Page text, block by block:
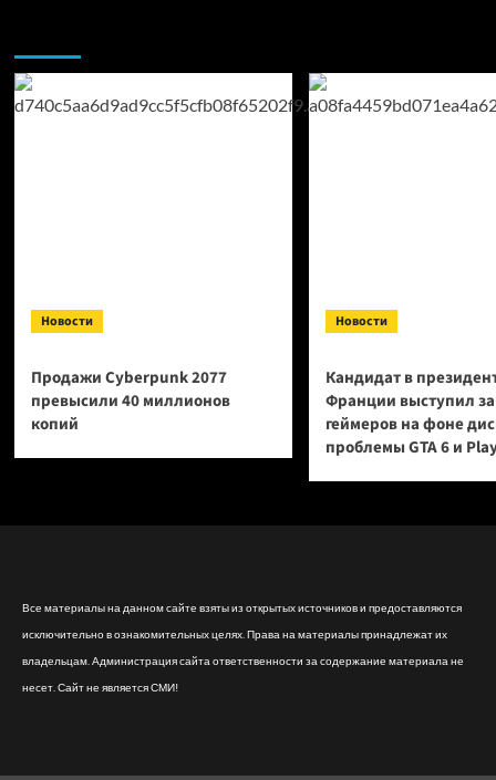
Новости
Продажи Cyberpunk 2077
превысили 40 миллионов
копий
Новости
Кандидат в
Франции выступил
геймеров на фоне
проблемы GTA 6 и
Все материалы на данном сайте взяты из открытых источников и предоставляются
исключительно в ознакомительных целях. Права на материалы принадлежат их
владельцам. Администрация сайта ответственности за содержание материала не
несет. Сайт не является СМИ!